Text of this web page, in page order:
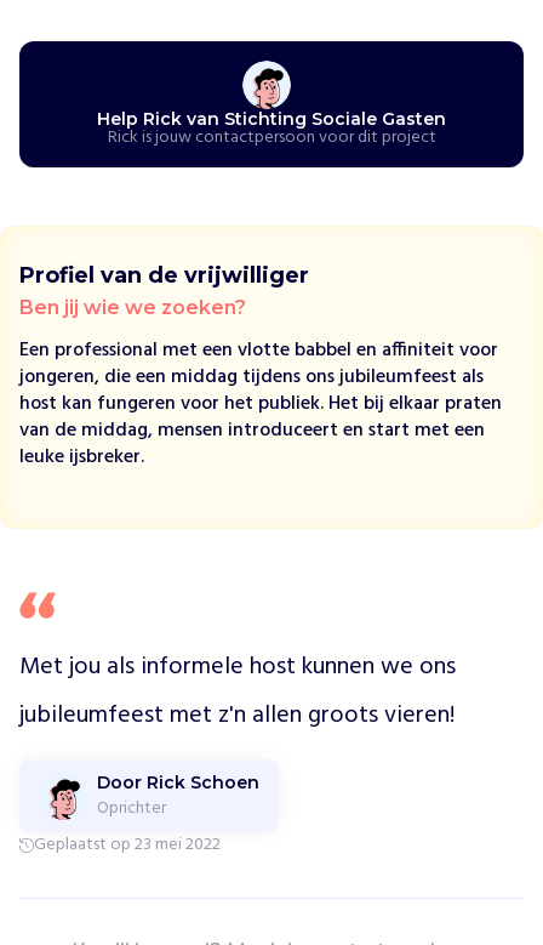
e
l
a
k
b
s
t
w
a
t
v
o
r
i
e
d
n
Help Rick van Stichting Sociale Gasten
Rick is jouw contactpersoon voor dit project
Profiel van de vrijwilliger
Ben jij wie we zoeken?
Een professional met een vlotte babbel en affiniteit voor
jongeren, die een middag tijdens ons jubileumfeest als
host kan fungeren voor het publiek. Het bij elkaar praten
van de middag, mensen introduceert en start met een
leuke ijsbreker.
Met jou als informele host kunnen we ons
jubileumfeest met z'n allen groots vieren!
Door Rick Schoen
Oprichter
Geplaatst op 23 mei 2022